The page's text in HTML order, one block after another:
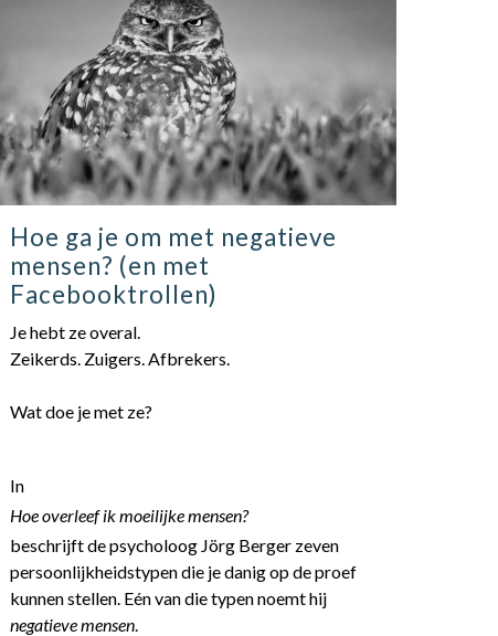
Hoe ga je om met negatieve
mensen? (en met
Facebooktrollen)
Je hebt ze overal.
Zeikerds. Zuigers. Afbrekers.
Wat doe je met ze?
In
Hoe overleef ik moeilijke mensen?
beschrijft de psycholoog Jörg Berger zeven
persoonlijkheidstypen die je danig op de proef
kunnen stellen. Eén van die typen noemt hij
negatieve mensen.